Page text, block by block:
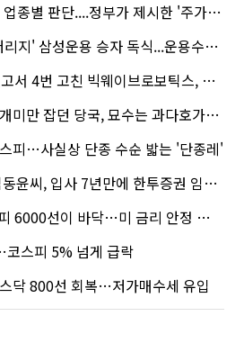
판단....정부가 제시한 '주가 누르기' 방지법
성운용 승자 독식...운용수익 미래에셋의 6배
4번 고친 빅웨이브로보틱스, 수요예측
만 잡던 당국, 묘수는 과다호가부담금?
피…사실상 단종 수순 밟는 '단종레'
씨, 입사 7년만에 한투증권 임원 승진
선이 바닥…미 금리 안정 후 추가 회복"
스피 5% 넘게 급락
닥 800선 회복…저가매수세 유입